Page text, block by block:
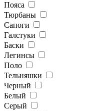
Пояса
Тюрбаны
Сапоги
Галстуки
Баски
Легинсы
Поло
Тельняшки
Черный
Белый
Серый